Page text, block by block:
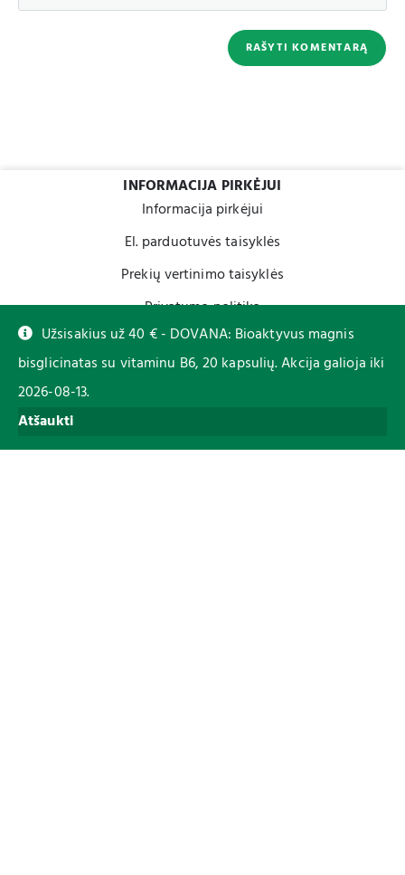
Užsisakius už 40 € - DOVANA: Bioaktyvus magnis
bisglicinatas su vitaminu B6, 20 kapsulių. Akcija galioja iki
2026-08-13.
Atšaukti
INFORMACIJA PIRKĖJUI
Informacija pirkėjui
El. parduotuvės taisyklės
Prekių vertinimo taisyklės
Privatumo politika
Slapukų politika ir nustatymai
Dažniausiai užduodami klausimai